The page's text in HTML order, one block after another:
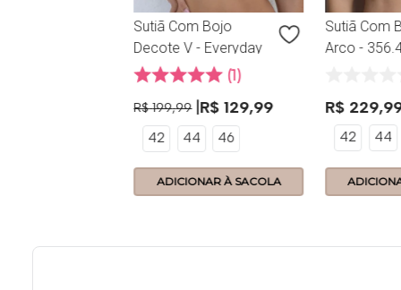
Sutiã Com Bojo
Decote V - Everyday
- 356.18 - Preto1
R$ 199,99 R$ 129,99
42 44 46
ADICIONAR À SACOLA
Sutiã Com
Arco -
R$ 229,
42 44